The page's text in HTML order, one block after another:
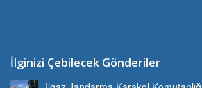
İlginizi Çebilecek Gönderiler